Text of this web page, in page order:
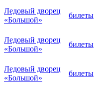
Ледовый дворец
«Большой»
билеты
Ледовый дворец
«Большой»
билеты
Ледовый дворец
«Большой»
билеты